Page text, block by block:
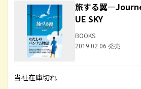
旅する翼
UE SKY
BOOKS
2019.02.06 発売
当社在庫切れ